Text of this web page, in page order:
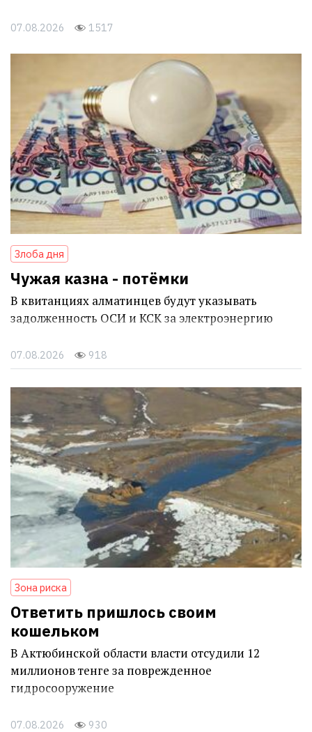
07.08.2026 1517
Злоба дня
Чужая казна - потёмки
В квитанциях алматинцев будут указывать
задолженность ОСИ и КСК за электроэнергию
07.08.2026 918
Зона риска
Ответить пришлось своим
кошельком
В Актюбинской области власти отсудили 12
миллионов тенге за поврежденное
гидросооружение
07.08.2026 930